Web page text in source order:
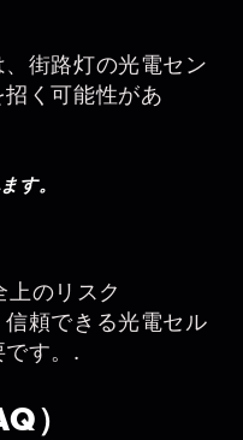
街路灯の光電セン
く可能性があ
す。
のリスク
頼できる光電セル
す。.
）